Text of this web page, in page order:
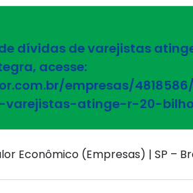
dívidas de varejistas
acesse:
empresas/
atinge-r-20-
Econômico (Empresas) | SP –